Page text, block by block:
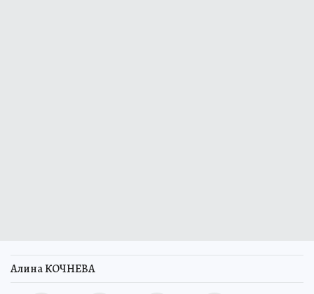
Алина КОЧНЕВА